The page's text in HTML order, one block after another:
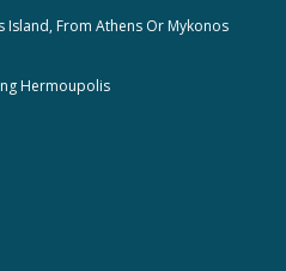
Island, From Athens Or Mykonos
Hermoupolis